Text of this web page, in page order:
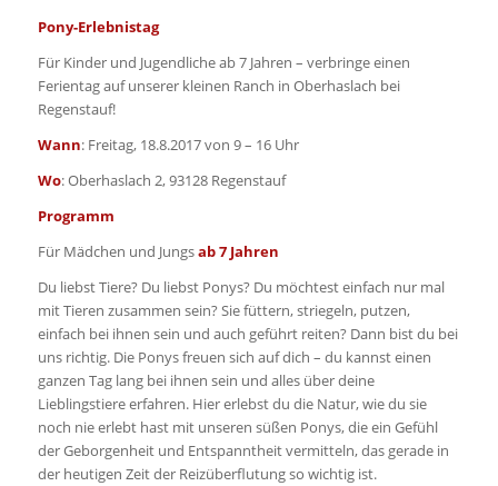
Pony-Erlebnistag
Für Kinder und Jugendliche ab 7 Jahren – verbringe einen
Ferientag auf unserer kleinen Ranch in Oberhaslach bei
Regenstauf!
Wann: Freitag, 18.8.2017 von 9 – 16 Uhr
Wo: Oberhaslach 2, 93128 Regenstauf
Programm
Für Mädchen und Jungsab 7 Jahren
Du liebst Tiere? Du liebst Ponys? Du möchtest einfach nur mal
mit Tieren zusammen sein? Sie füttern, striegeln, putzen,
einfach bei ihnen sein und auch geführt reiten? Dann bist du bei
uns richtig. Die Ponys freuen sich auf dich – du kannst einen
ganzen Tag lang bei ihnen sein und alles über deine
Lieblingstiere erfahren. Hier erlebst du die Natur, wie du sie
noch nie erlebt hast mit unseren süßen Ponys, die ein Gefühl
der Geborgenheit und Entspanntheit vermitteln, das gerade in
der heutigen Zeit der Reizüberflutung so wichtig ist.